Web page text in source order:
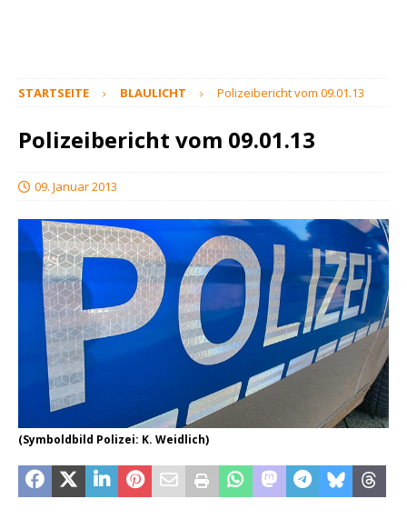
STARTSEITE BLAULICHT Polizeibericht vom 09.01.13
Polizeibericht vom 09.01.13
09. Januar 2013
(Symboldbild Polizei: K. Weidlich)